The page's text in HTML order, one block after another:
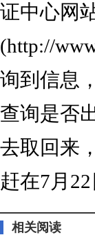
证中心网
(http://
询到信息
查询是否
去取回来
赶在7月
相关阅读